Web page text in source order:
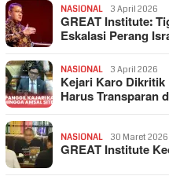
NASIONAL 3 April 2026
GREAT Institute:
Eskalasi Perang
NASIONAL 3 April 2026
Kejari Karo Dikritik
Harus Transparan
NASIONAL 30 Maret 2026
GREAT Institute